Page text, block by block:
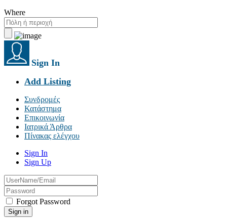
Where
Sign In
Add Listing
Συνδρομές
Κατάστημα
Επικοινωνία
Ιατρικά Άρθρα
Πίνακας ελέγχου
Sign In
Sign Up
Forgot Password